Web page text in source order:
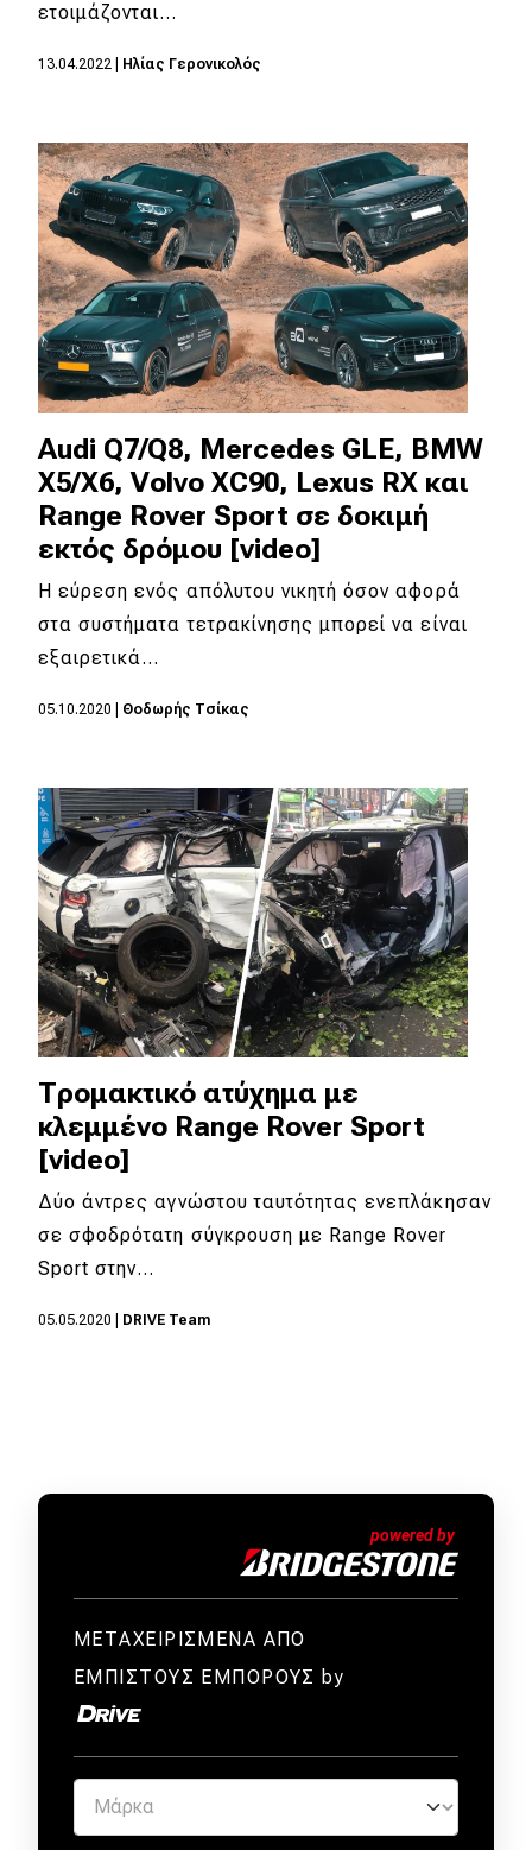
eDRIVE
DRIVE USED
ετοιμάζονται…
13.04.2022 Ηλίας Γερονικολός
Audi Q7/Q8, Mercedes GLE, BMW
X5/X6, Volvo XC90, Lexus RX και
Range Rover Sport σε δοκιμή
εκτός δρόμου [video]
Η εύρεση ενός απόλυτου νικητή όσον αφορά
στα συστήματα τετρακίνησης μπορεί να είναι
εξαιρετικά…
05.10.2020 Θοδωρής Τσίκας
Τρομακτικό ατύχημα με
κλεμμένο Range Rover Sport
[video]
Δύο άντρες αγνώστου ταυτότητας ενεπλάκησαν
σε σφοδρότατη σύγκρουση με Range Rover
Sport στην…
05.05.2020 DRIVE Team
ΜΕΤΑΧΕΙΡΙΣΜΕΝΑ ΑΠΟ
ΕΜΠΙΣΤΟΥΣ ΕΜΠΟΡΟΥΣ by